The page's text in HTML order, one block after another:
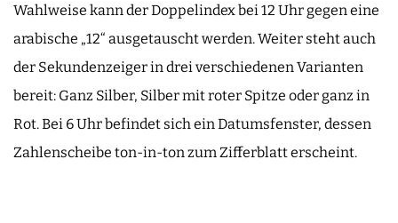
Wahlweise kann der Doppelindex bei 12 Uhr gegen eine
arabische „12“ ausgetauscht werden. Weiter steht auch
der Sekundenzeiger in drei verschiedenen Varianten
bereit: Ganz Silber, Silber mit roter Spitze oder ganz in
Rot. Bei 6 Uhr befindet sich ein Datumsfenster, dessen
Zahlenscheibe ton-in-ton zum Zifferblatt erscheint.